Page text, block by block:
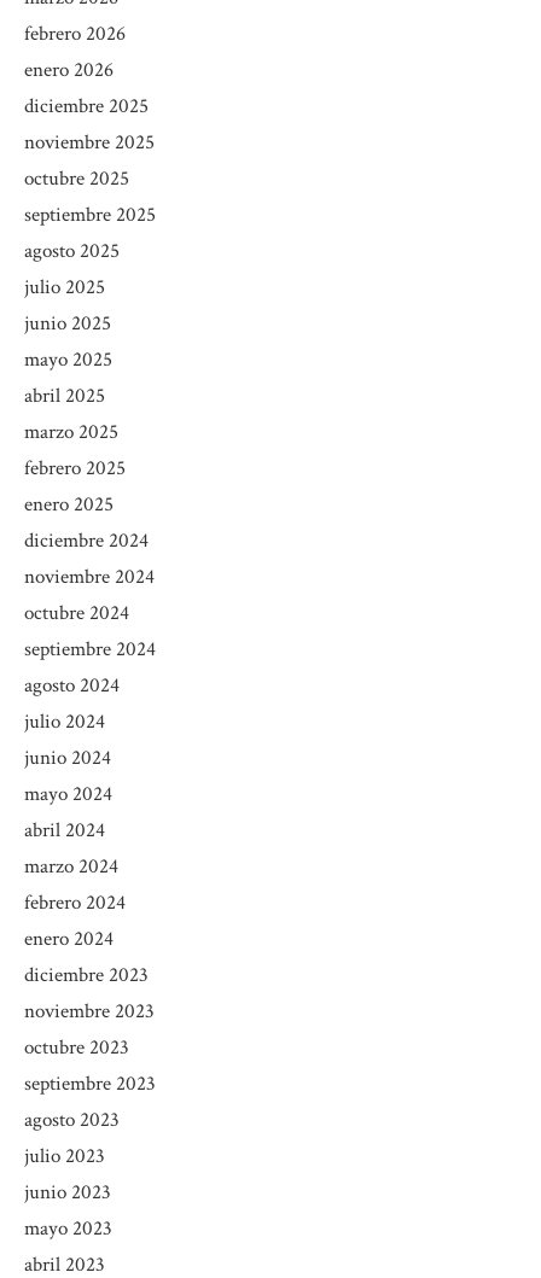
febrero 2026
enero 2026
diciembre 2025
noviembre 2025
octubre 2025
septiembre 2025
agosto 2025
julio 2025
junio 2025
mayo 2025
abril 2025
marzo 2025
febrero 2025
enero 2025
diciembre 2024
noviembre 2024
octubre 2024
septiembre 2024
agosto 2024
julio 2024
junio 2024
mayo 2024
abril 2024
marzo 2024
febrero 2024
enero 2024
diciembre 2023
noviembre 2023
octubre 2023
septiembre 2023
agosto 2023
julio 2023
junio 2023
mayo 2023
abril 2023